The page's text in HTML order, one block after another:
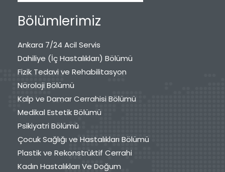
Bölümlerimiz
Ankara 7/24 Acil Servis
Dahiliye (İç Hastalıkları) Bölümü
Fizik Tedavi ve Rehabilitasyon
Nöroloji Bölümü
Kalp ve Damar Cerrahisi Bölümü
Medikal Estetik Bölümü
Psikiyatri Bölümü
Çocuk Sağlığı ve Hastalıkları Bölümü
Plastik ve Rekonstrüktif Cerrahi
Kadın Hastalıkları Ve Doğum